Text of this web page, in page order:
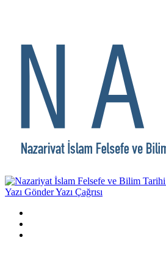
Yazı GönderYazı Çağrısı